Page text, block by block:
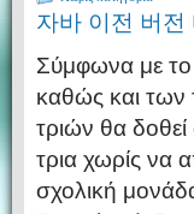
자바 이전 버전
Σύμφωνα με
καθώς και
τριών θα
τρια χωρίς να
σχολική